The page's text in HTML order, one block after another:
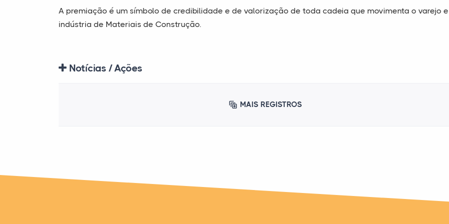
A premiação é um símbolo de credibilidade e de valorização de toda cadeia que movimenta o varejo
indústria de Materiais de Construção.
Notícias / Ações
MAIS REGISTROS